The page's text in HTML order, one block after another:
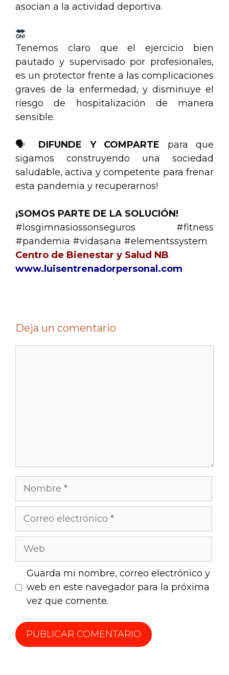
asocian a la actividad deportiva.
Tenemos claro que el ejercicio bien
pautado y supervisado por profesionales,
es un protector frente a las complicaciones
graves de la enfermedad, y disminuye el
riesgo de hospitalización de manera
sensible.
🗣 DIFUNDE Y COMPARTE para que
sigamos construyendo una sociedad
saludable, activa y competente para frenar
esta pandemia y recuperarnos!
¡SOMOS PARTE DE LA SOLUCIÓN!
#losgimnasiossonseguros
#fitness
#pandemia #vidasana #elementssystem
Centro de Bienestar y Salud NB
www.luisentrenadorpersonal.com
Deja un comentario
Guarda mi nombre, correo electrónico y
web en este navegador para la próxima
vez que comente.